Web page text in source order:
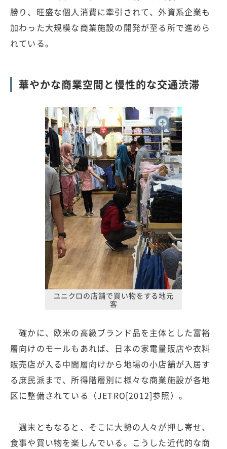
勝り、旺盛な個人消費に牽引されて、外資系企業も
加わった大規模な商業施設の開発が至る所で進めら
れている。
華やかな商業空間と慢性的な交通渋滞
ユニクロの店舗で買い物をする地元
客
確かに、欧米の高級ブランド品を主体とした富裕
層向けのモールもあれば、日本の家電量販店や衣料
販売店が入る中間層向けから地場の小店舗が入居す
る庶民派まで、所得階層別に様々な商業施設が各地
区に整備されている（JETRO[2012]参照）。
週末ともなると、そこに大勢の人々が押し寄せ、
食事や買い物を楽しんでいる。こうした近代的な商